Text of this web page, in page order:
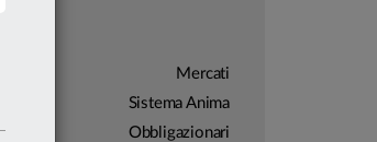
Mercati
Sistema Anima
Obbligazionari